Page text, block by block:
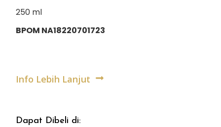
250 ml
BPOM NA18220701723
Info Lebih Lanjut
Dapat Dibeli di: